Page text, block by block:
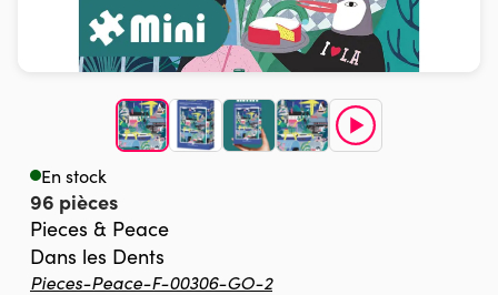
En stock
96 pièces
Pieces & Peace
Dans les Dents
Pieces-Peace-F-00306-GO-2